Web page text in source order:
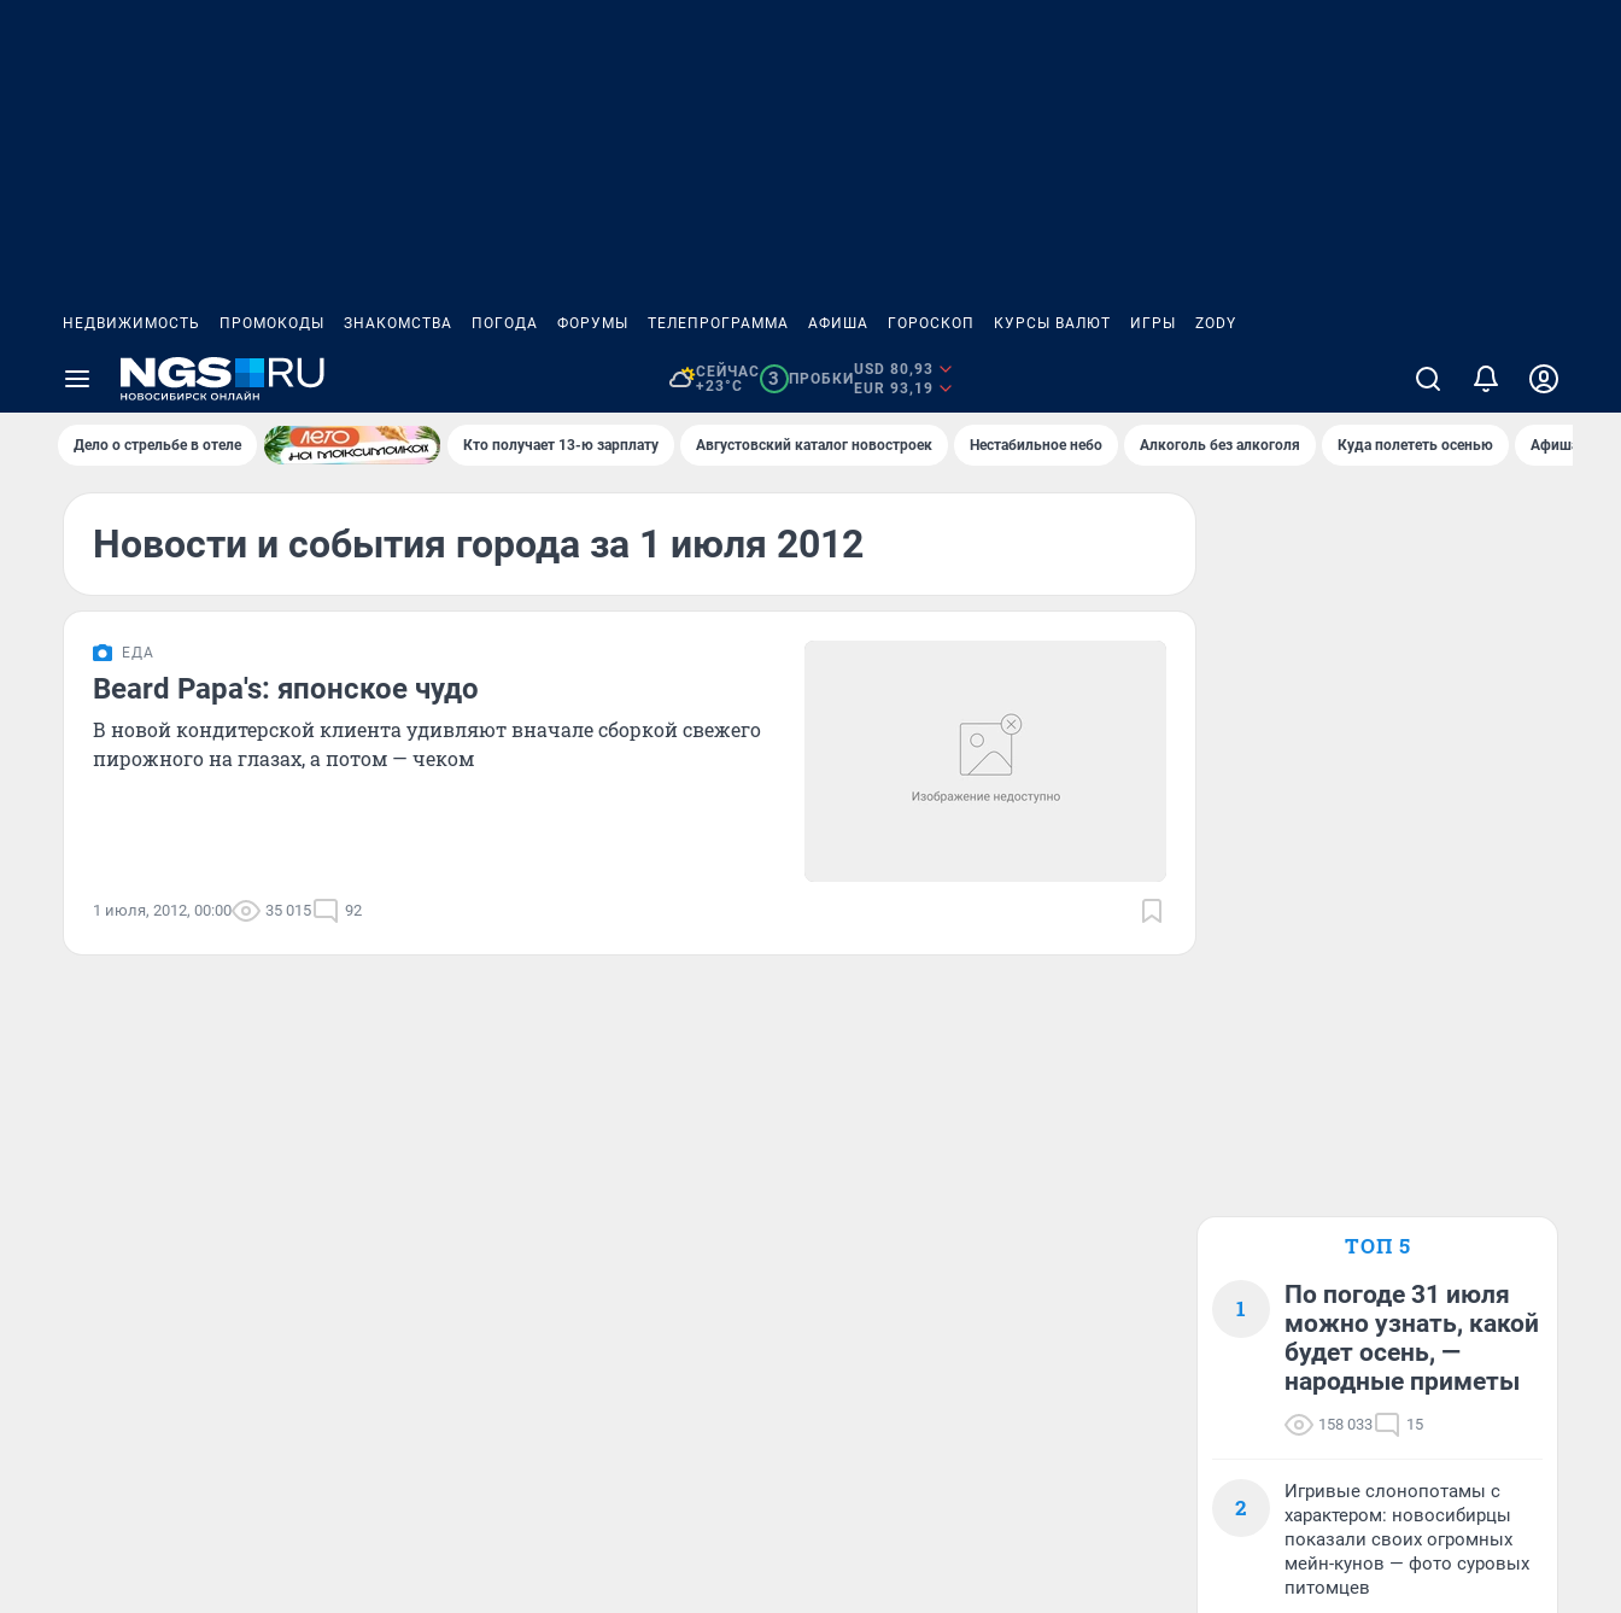
НЕДВИЖИМОСТЬ ПРОМОКОДЫ ЗНАКОМСТВА ПОГОДА ФОРУМЫ ТЕЛЕПРОГРАММА АФИША ГОРОСКОП КУРСЫ ВАЛЮТ ИГРЫ ZODY
СЕЙЧАС
+23°C
3 ПРОБКИ
USD 80,93
EUR 93,19
Дело о стрельбе в отеле Кто получает 13-ю зарплату Августовский каталог новостроек Нестабильное небо Алкоголь без алкоголя Куда полететь осенью Афиша на
Новости и события города за 1 июля 2012
ЕДА
Beard Papa's: японское чудо
В новой кондитерской клиента удивляют вначале сборкой свежего
пирожного на глазах, а потом — чеком
1 июля, 2012, 00:00 35 015 92
ТОП 5
1
По погоде 31 июля
можно узнать, какой
будет осень, —
народные приметы
158 033 15
2
Игривые слонопотамы с
характером: новосибирцы
показали своих огромных
мейн-кунов — фото суровых
питомцев